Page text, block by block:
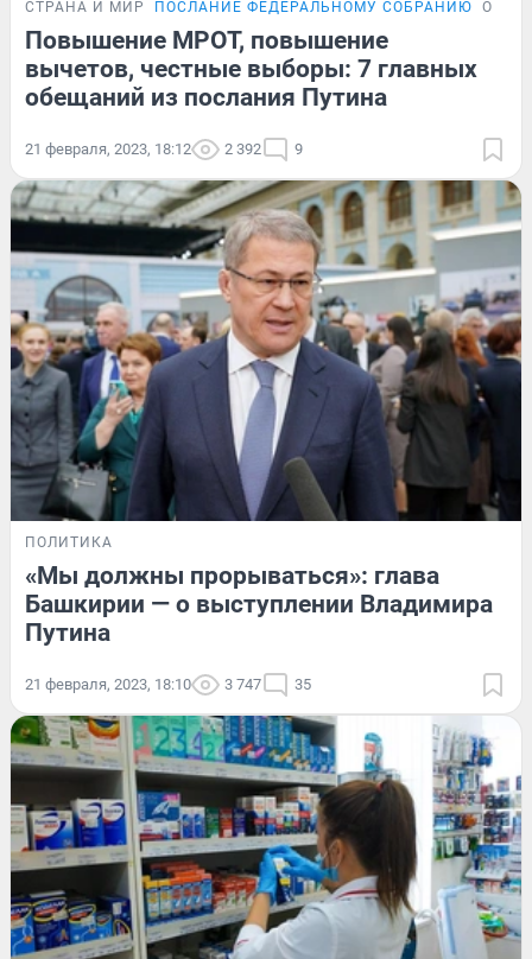
СТРАНА И МИР ПОСЛАНИЕ ФЕДЕРАЛЬНОМУ СОБРАНИЮ
Повышение МРОТ, повышение
вычетов, честные выборы: 7 главных
обещаний из послания Путина
21 февраля, 2023, 18:12 2 392 9
ПОЛИТИКА
«Мы должны прорываться»: глава
Башкирии — о выступлении Владимира
Путина
21 февраля, 2023, 18:10 3 747 35